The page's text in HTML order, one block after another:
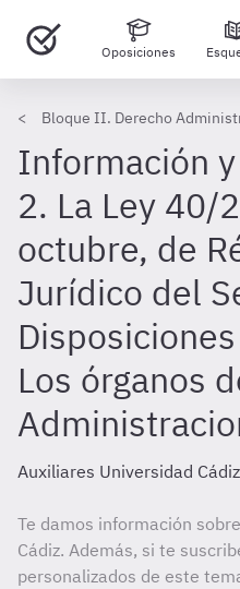
Oposiciones
Bloque II. Derecho
Información
2. La Ley 40/
octubre, de
Jurídico del
Los órganos
Auxiliares Universidad Cádiz
Te damos información
Cádiz. Además, si te
personalizados de este